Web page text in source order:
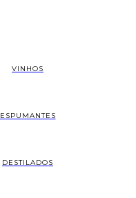
VINHOS
ESPUMANTES
DESTILADOS